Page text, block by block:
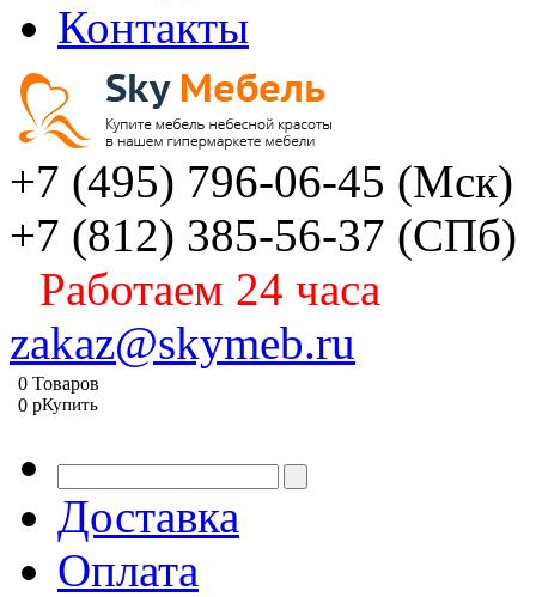
Контакты
+7 (495) 796-06-45 (Мск)
+7 (812) 385-56-37 (СПб)
Работаем 24 часа
zakaz@skymeb.ru
0 Товаров
0 pКупить
Доставка
Оплата